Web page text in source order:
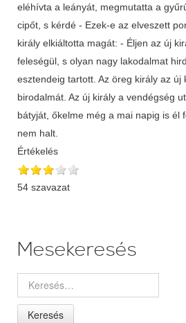
eléhívta a leányát, megmutatta a
cipőt, s kérdé - Ezek-e az elveszett
király elkiáltotta magát: - Éljen az új
feleségül, s olyan nagy lakodalmat
esztendeig tartott. Az öreg király az új
birodalmát. Az új király a vendégség
bátyját, őkelme még a mai napig is él
nem halt.
Értékelés
54 szavazat
Mesekeresés
Keresés